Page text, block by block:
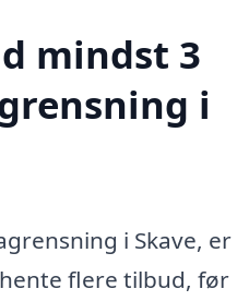
mindst 3
i
i Skave, er
flere tilbud, før